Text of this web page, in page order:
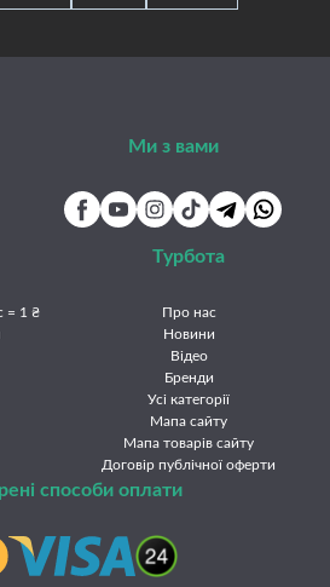
Херсон Хмельницький Черкаси
Ми з вами
= 1 ₴
Турбота
Про нас
Новини
Відео
Бренди
Усі категорії
Мапа сайту
Мапа товарів сайту
Договір публічної оферти
способи оплати